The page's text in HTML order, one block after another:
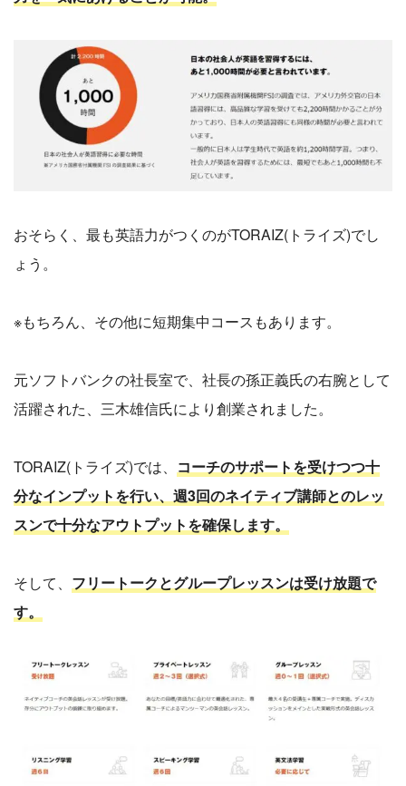
おそらく、最も英語力がつくのがTORAIZ(トライズ)でし
ょう。
※もちろん、その他に短期集中コースもあります。
元ソフトバンクの社長室で、社長の孫正義氏の右腕として
活躍された、三木雄信氏により創業されました。
TORAIZ(トライズ)では、 コーチのサポートを受けつつ十
分なインプットを行い、週3回のネイティブ講師とのレッ
スンで十分なアウトプットを確保します。
そして、 フリートークとグループレッスンは受け放題で
す。